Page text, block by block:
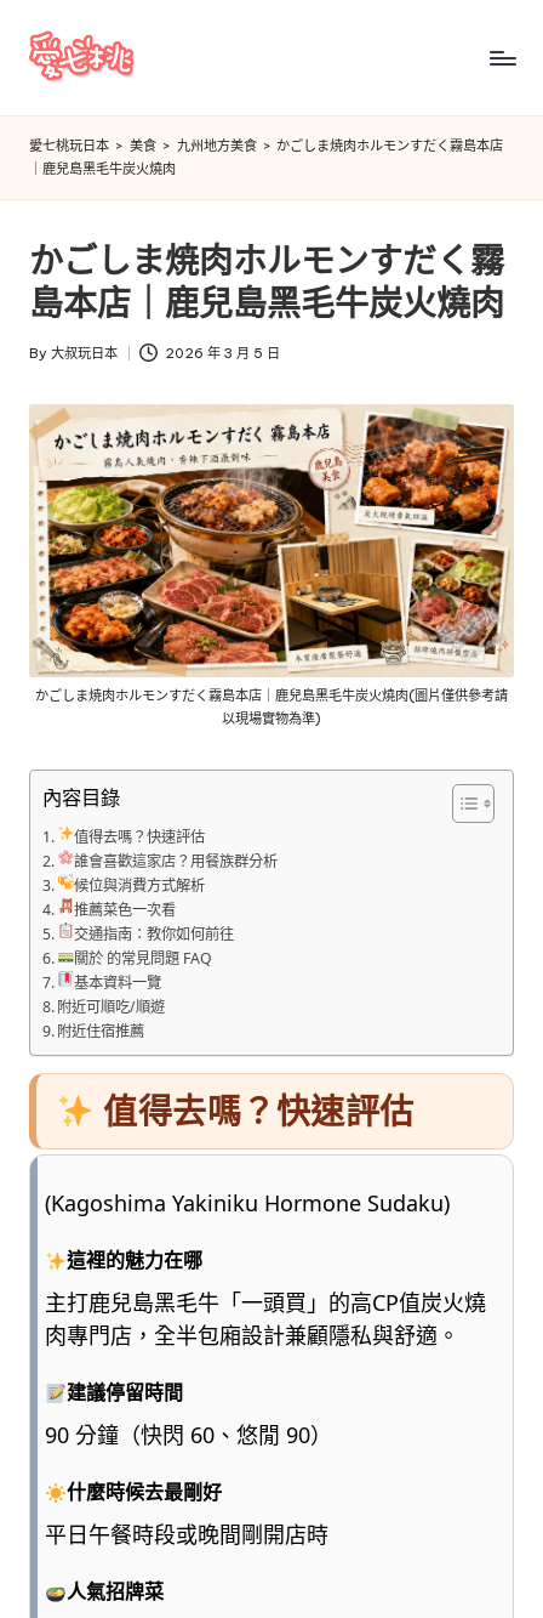
Skip
愛
七
桃
玩
日
本
愛七桃玩日本 > 美食 > 九州地方美食 > かごしま焼肉ホルモンすだく霧島本店
｜鹿兒島黑毛牛炭火燒肉
かごしま焼肉ホルモンすだく霧
島本店｜鹿兒島黑毛牛炭火燒肉
Posted
By 大叔玩日本 2026 年 3 月 5 日
かごしま焼肉ホルモンすだく霧島本店｜鹿兒島黑毛牛炭火燒肉(圖片僅供參考請
以現場實物為準)
內容目錄
值得去嗎？快速評估
誰會喜歡這家店？用餐族群分析
候位與消費方式解析
推薦菜色一次看
交通指南：教你如何前往
關於 的常見問題 FAQ
基本資料一覽
附近可順吃/順遊
附近住宿推薦
值得去嗎？快速評估
(Kagoshima Yakiniku Hormone Sudaku)
這裡的魅力在哪
主打鹿兒島黑毛牛「一頭買」的高CP值炭火燒
肉專門店，全半包廂設計兼顧隱私與舒適。
建議停留時間
90 分鐘（快閃 60、悠閒 90）
什麼時候去最剛好
平日午餐時段或晚間剛開店時
人氣招牌菜